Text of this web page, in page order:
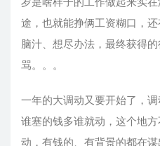
途，也就能挣俩工资糊口，
脑汁、想尽办法，最终获得
骂。。。
一年的大调动又要开始了，
谁塞的钱多谁就动，这个地
动，有钱的、有背景的都在